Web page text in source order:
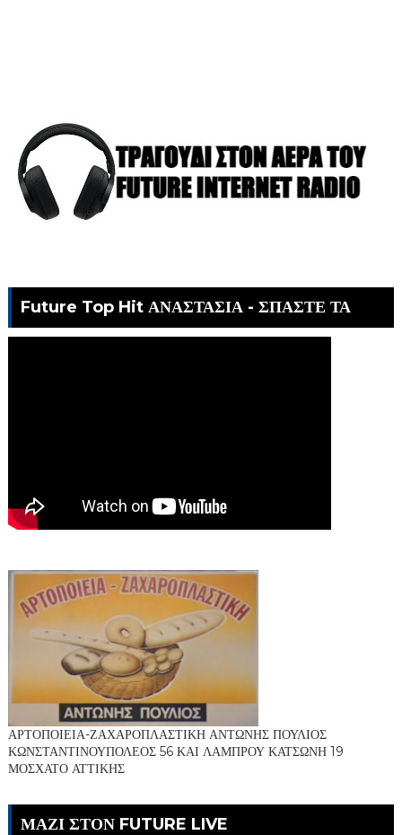
Future Top Hit ΑΝΑΣΤΑΣΙΑ - ΣΠΑΣΤΕ ΤΑ
ΑΡΤΟΠΟΙΕΙΑ-ΖΑΧΑΡΟΠΛΑΣΤΙΚΗ ΑΝΤΩΝΗΣ ΠΟΥΛΙΟΣ
ΚΩΝΣΤΑΝΤΙΝΟΥΠΟΛΕΟΣ 56 ΚΑΙ ΛΑΜΠΡΟΥ ΚΑΤΣΩΝΗ 19
ΜΟΣΧΑΤΟ ΑΤΤΙΚΗΣ
ΜΑΖΙ ΣΤΟΝ FUTURE LIVE